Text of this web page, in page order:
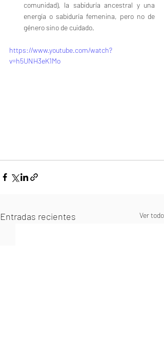
comunidad), la sabiduría ancestral y una
energía o sabiduría femenina, pero no de
género sino de cuidado.
https://www.youtube.com/watch?
v=h5UNH3eK1Mo
Entradas recientes Ver todo